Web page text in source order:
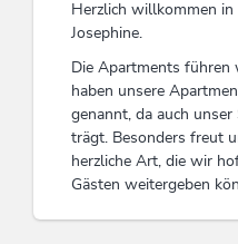
Herzlich willkommen
Josephine.
Die Apartments
haben unsere
genannt, da auch unser
trägt. Besonders freut
herzliche Art, die wir
Gästen weitergeben